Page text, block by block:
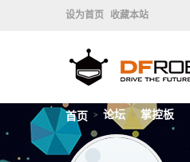
设为首页 收藏本站
首页 > 论坛 > 掌控板